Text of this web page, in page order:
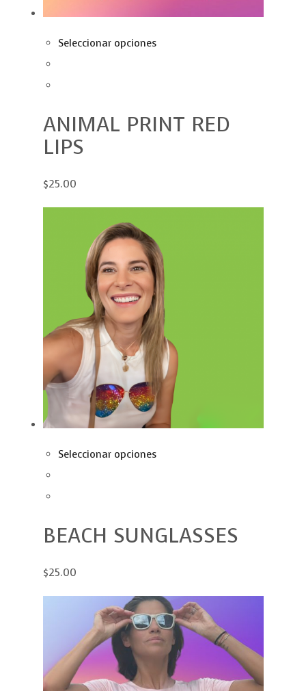
Seleccionar opciones
ANIMAL PRINT RED
LIPS
$25.00
Seleccionar opciones
BEACH SUNGLASSES
$25.00